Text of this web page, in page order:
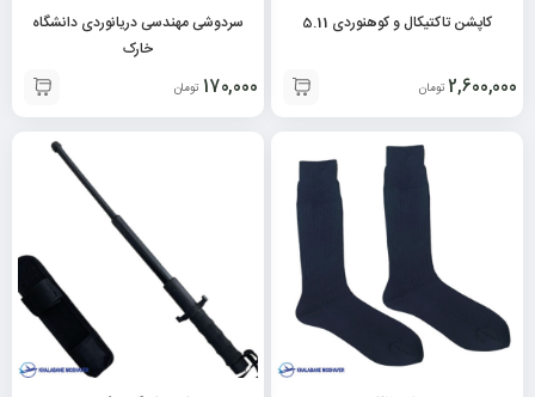
کاپشن تاکتیکال و کوهنوردی 5.11
2,600,000 تومان
سردوشی مهندسی دریانوردی دانشگاه
خارک
170,000 تومان